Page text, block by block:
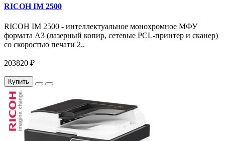
RICOH IM 2500
RICOH IM 2500 - интеллектуальное монохромное МФУ
формата А3 (лазерный копир, сетевые PCL-принтер и сканер)
со скоростью печати 2..
203820 ₽
Купить